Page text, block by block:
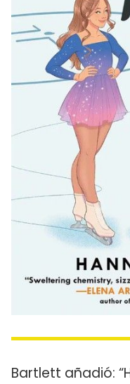
Bartlett añadió: